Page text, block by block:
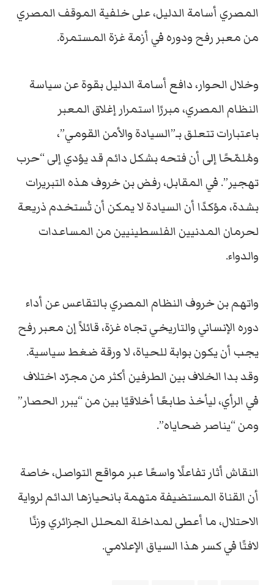
المصري أسامة الدليل، على خلفية الموقف المصري
من معبر رفح ودوره في أزمة غزة المستمرة.
وخلال الحوار، دافع أسامة الدليل بقوة عن سياسة
النظام المصري، مبررًا استمرار إغلاق المعبر
باعتبارات تتعلق بـ”السيادة والأمن القومي”،
ومُلمّحًا إلى أن فتحه بشكل دائم قد يؤدي إلى “حرب
تهجير”. في المقابل، رفض بن خروف هذه التبريرات
بشدة، مؤكدًا أن السيادة لا يمكن أن تُستخدم ذريعة
لحرمان المدنيين الفلسطينيين من المساعدات
والدواء.
واتهم بن خروف النظام المصري بالتقاعس عن أداء
دوره الإنساني والتاريخي تجاه غزة، قائلاً إن معبر رفح
يجب أن يكون بوابة للحياة، لا ورقة ضغط سياسية.
وقد بدا الخلاف بين الطرفين أكثر من مجرّد اختلاف
في الرأي، ليأخذ طابعًا أخلاقيًا بين من “يبرر الحصار”
ومن “يناصر ضحاياه”.
النقاش أثار تفاعلًا واسعًا عبر مواقع التواصل، خاصة
أن القناة المستضيفة متهمة بانحيازها الدائم لرواية
الاحتلال، ما أعطى لمداخلة المحلل الجزائري وزنًا
لافتًا في كسر هذا السياق الإعلامي.